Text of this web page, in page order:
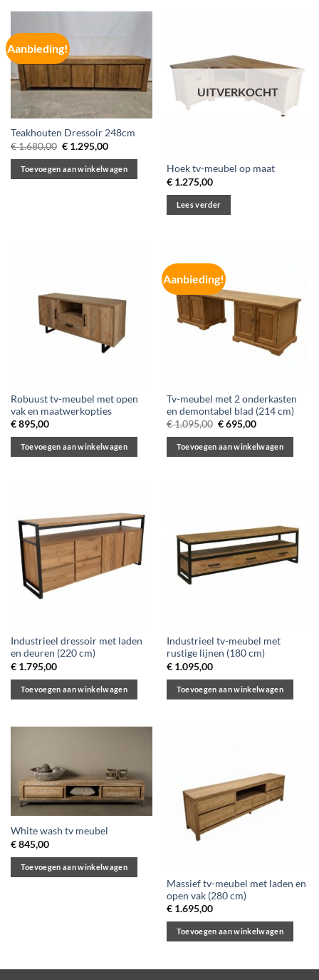
Aanbieding!
Teakhouten Dressoir 248cm
€1.680,00 Oorspronkelijke
€ 1.680,00.
€1.295,00Huidige
€ 1.295,00.
Toevoegen aan winkelwagen
UITVERKOCHT
Hoek tv-meubel op maat
€1.275,00
Lees verder
Robuust tv-meubel met open
vak en maatwerkopties
€895,00
Toevoegen aan winkelwagen
Aanbieding!
Tv-meubel met 2 onderkasten
en demontabel blad (214 cm)
€1.095,00 Oorspronkelijke
€ 1.095,00.
€695,00Huidige
is:
€ 695,00.
Toevoegen aan winkelwagen
Industrieel dressoir met laden
en deuren (220 cm)
€1.795,00
Toevoegen aan winkelwagen
Industrieel tv-meubel met
rustige lijnen (180 cm)
€1.095,00
Toevoegen aan winkelwagen
White wash tv meubel
€845,00
Toevoegen aan winkelwagen
Massief tv-meubel met laden en
open vak (280 cm)
€1.695,00
Toevoegen aan winkelwagen